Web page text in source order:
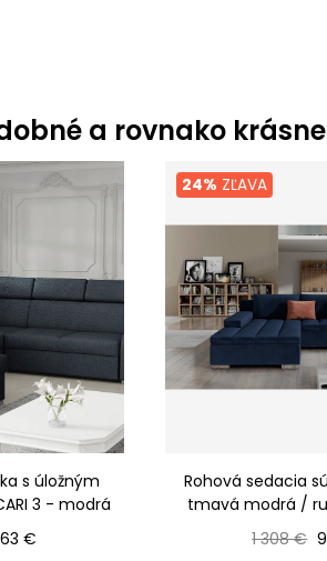
a rovnako krásne
s úložným
3 - modrá
€
24% ZĽAVA
Rohová sedacia
tmavá modrá /
Bežná
1 308 €